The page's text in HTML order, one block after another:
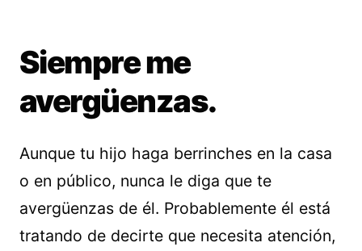
Siempre me
avergüenzas.
Aunque tu hijo haga berrinches en la casa
o en público, nunca le diga que te
avergüenzas de él. Probablemente él está
tratando de decirte que necesita atención,